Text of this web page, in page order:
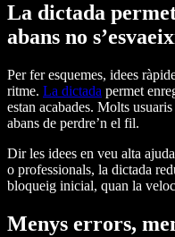
La dictada
abans no
Per fer esquemes, idees
ritme. La dictada permet
estan acabades. Molts
abans de perdre’n el fil.
Dir les idees en veu alta
o professionals, la dictada
bloqueig inicial, quan la
Menys errors,